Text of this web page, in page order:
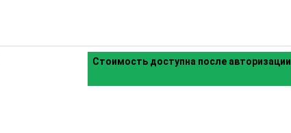
Стоимость доступна после авторизации